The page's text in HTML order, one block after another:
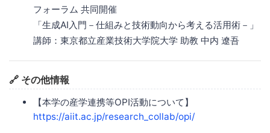
フォーラム 共同開催
「生成AI入門－仕組みと技術動向から考える活用術－」
講師：東京都立産業技術大学院大学 助教 中内 遼吾
🔗 その他情報
【本学の産学連携等OPI活動について】
https://aiit.ac.jp/research_collab/opi/